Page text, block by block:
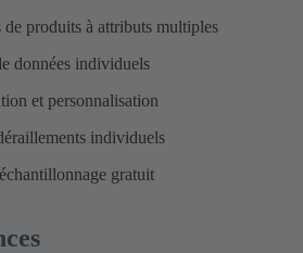
de produits à attributs multiples
données individuels
et personnalisation
individuels
gratuit